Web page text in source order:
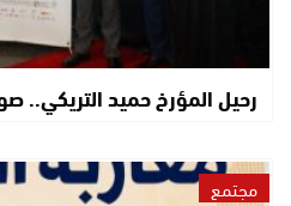
رحيل المؤرخ حميد التريكي..
مجتمع